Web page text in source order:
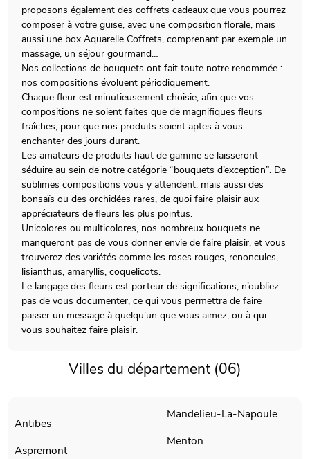
proposons également des coffrets cadeaux que vous pourrez
composer à votre guise, avec une composition florale, mais
aussi une box Aquarelle Coffrets, comprenant par exemple un
massage, un séjour gourmand…
Nos collections de bouquets ont fait toute notre renommée :
nos compositions évoluent périodiquement.
Chaque fleur est minutieusement choisie, afin que vos
compositions ne soient faites que de magnifiques fleurs
fraîches, pour que nos produits soient aptes à vous
enchanter des jours durant.
Les amateurs de produits haut de gamme se laisseront
séduire au sein de notre catégorie “bouquets d’exception”. De
sublimes compositions vous y attendent, mais aussi des
bonsaïs ou des orchidées rares, de quoi faire plaisir aux
appréciateurs de fleurs les plus pointus.
Unicolores ou multicolores, nos nombreux bouquets ne
manqueront pas de vous donner envie de faire plaisir, et vous
trouverez des variétés comme les roses rouges, renoncules,
lisianthus, amaryllis, coquelicots.
Le langage des fleurs est porteur de significations, n’oubliez
pas de vous documenter, ce qui vous permettra de faire
passer un message à quelqu’un que vous aimez, ou à qui
vous souhaitez faire plaisir.
Villes du département (06)
Antibes
Aspremont
Mandelieu-La-Napoule
Menton